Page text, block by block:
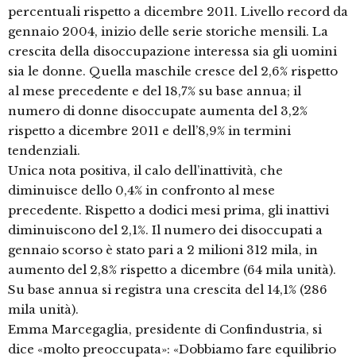
percentuali rispetto a dicembre 2011. Livello record da
gennaio 2004, inizio delle serie storiche mensili. La
crescita della disoccupazione interessa sia gli uomini
sia le donne. Quella maschile cresce del 2,6% rispetto
al mese precedente e del 18,7% su base annua; il
numero di donne disoccupate aumenta del 3,2%
rispetto a dicembre 2011 e dell’8,9% in termini
tendenziali.
Unica nota positiva, il calo dell’inattività, che
diminuisce dello 0,4% in confronto al mese
precedente. Rispetto a dodici mesi prima, gli inattivi
diminuiscono del 2,1%. Il numero dei disoccupati a
gennaio scorso è stato pari a 2 milioni 312 mila, in
aumento del 2,8% rispetto a dicembre (64 mila unità).
Su base annua si registra una crescita del 14,1% (286
mila unità).
Emma Marcegaglia, presidente di Confindustria, si
dice «molto preoccupata»: «Dobbiamo fare equilibrio